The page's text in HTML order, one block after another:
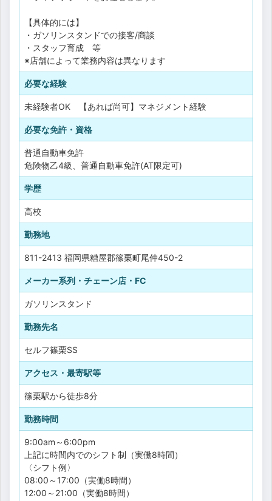
【具体的には】
・ガソリンスタンドでの接客/商談
・スタッフ育成 等
※店舗によって業務内容は異なります
必要な経験
未経験者OK 【あれば尚可】マネジメント経験
必要な免許・資格
普通自動車免許
危険物乙4級、普通自動車免許(AT限定可)
学歴
高校
勤務地
811-2413 福岡県糟屋郡篠栗町尾仲450-2
メーカー系列・チェーン店・FC
ガソリンスタンド
勤務先名
セルフ篠栗SS
アクセス・最寄駅等
篠栗駅から徒歩8分
勤務時間
9:00am～6:00pm
上記に時間内でのシフト制（実働8時間）
〈シフト例〉
08:00～17:00（実働8時間）
12:00～21:00（実働8時間）